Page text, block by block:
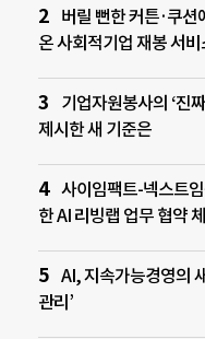
버릴 뻔한 커튼·쿠
온 사회적기업 재봉 서비
기업자원봉사의 ‘진
제시한 새 기준은
사이임팩트-넥스트
한 AI 리빙랩 업무 협약
AI, 지속가능경영의
관리’